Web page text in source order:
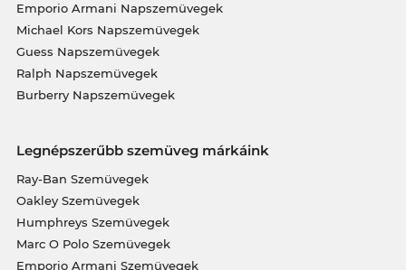
Emporio Armani Napszemüvegek
Michael Kors Napszemüvegek
Guess Napszemüvegek
Ralph Napszemüvegek
Burberry Napszemüvegek
Legnépszerűbb szemüveg márkáink
Ray-Ban Szemüvegek
Oakley Szemüvegek
Humphreys Szemüvegek
Marc O Polo Szemüvegek
Emporio Armani Szemüvegek